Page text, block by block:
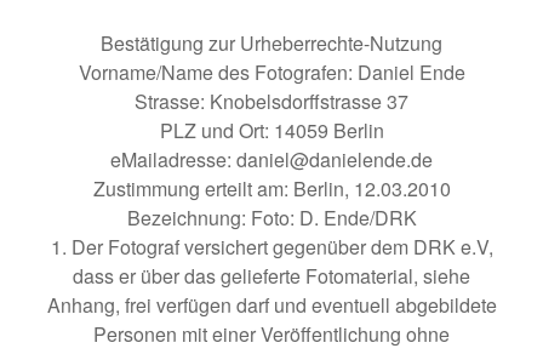
Bestätigung zur Urheberrechte-Nutzung
Vorname/Name des Fotografen: Daniel Ende
Strasse: Knobelsdorffstrasse 37
PLZ und Ort: 14059 Berlin
eMailadresse: daniel@danielende.de
Zustimmung erteilt am: Berlin, 12.03.2010
Bezeichnung: Foto: D. Ende/DRK
1. Der Fotograf versichert gegenüber dem DRK e.V,
dass er über das gelieferte Fotomaterial, siehe
Anhang, frei verfügen darf und eventuell abgebildete
Personen mit einer Veröffentlichung ohne